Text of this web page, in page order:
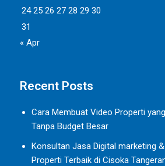
24 25 26 27 28 29 30
31
« Apr
Recent Posts
Cara Membuat Video Properti
Tanpa Budget Besar
Konsultan Jasa Digital marketing
Properti Terbaik di Cisoka